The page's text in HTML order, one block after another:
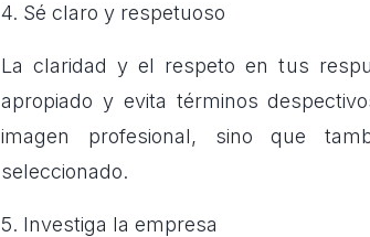
4. Sé claro y respetuoso
La claridad y el respeto en tus
apropiado y evita términos
imagen profesional, sino que
seleccionado.
5. Investiga la empresa